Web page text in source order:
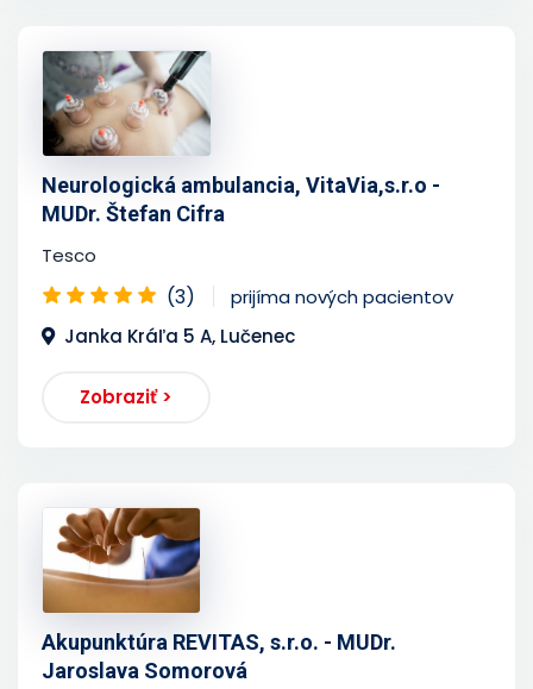
Neurologická ambulancia, VitaVia,s.r.o -
MUDr. Štefan Cifra
Tesco
(3)
prijíma nových pacientov
Janka Kráľa 5 A, Lučenec
Zobraziť >
Akupunktúra REVITAS, s.r.o. - MUDr.
Jaroslava Somorová